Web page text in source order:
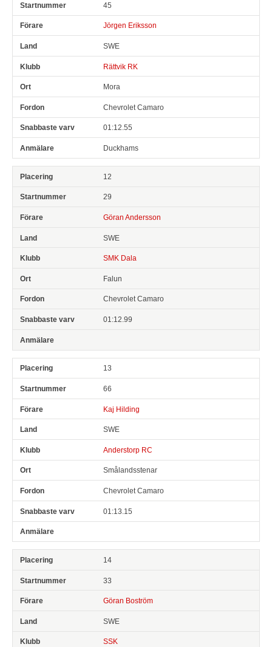
45
Jörgen Eriksson
SWE
Rättvik RK
Mora
Chevrolet Camaro
01:12.55
Duckhams
12
29
Göran Andersson
SWE
SMK Dala
Falun
Chevrolet Camaro
01:12.99
13
66
Kaj Hilding
SWE
Anderstorp RC
Smålandsstenar
Chevrolet Camaro
01:13.15
14
33
Göran Boström
SWE
SSK